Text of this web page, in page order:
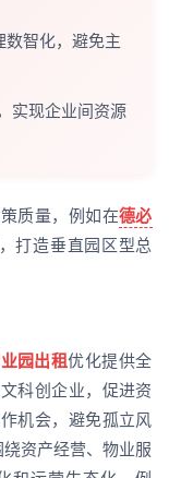
智化，避免主
实现企业间资源
质量，例如在德必
打造垂直园区型总
园出租优化提供全
科创企业，促进资
机会，避免孤立风
资产经营、物业服